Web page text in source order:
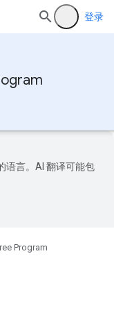
登录
语言。AI 翻译可能包
Program